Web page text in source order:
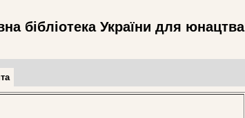
бібліотека України для юнацтва